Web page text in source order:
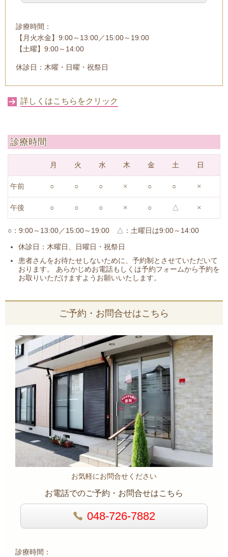
診療時間：
【月火水金】9:00～13:00／15:00～19:00
【土曜】9:00～14:00
休診日：木曜・日曜・祝祭日
詳しくはこちらをクリック
診療時間
月 火 水 木 金 土 日
午前 ○ ○ ○ × ○ ○ ×
午後 ○ ○ ○ × ○ △ ×
○： 9:00～13:00／15:00～19:00
△：土曜日は9:00～14:00
休診日：木曜日、日曜日・祝祭日
患者さんをお待たせしないために、予約制とさせていただいて
おります。 あらかじめお電話もしくは予約フォームから予約を
お取りいただけますようお願いいたします。
ご予約・お問合せはこちら
お気軽にお問合せください
お電話でのご予約・お問合せはこちら
048-726-7882
診療時間：